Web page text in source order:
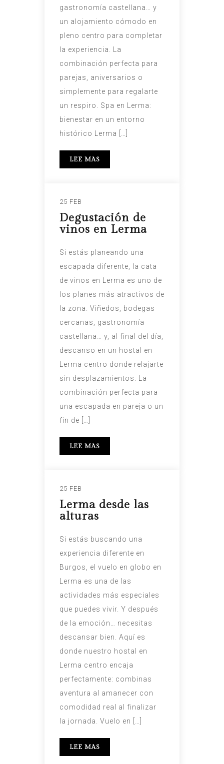
gastronomía castellana… y
un alojamiento cómodo en
pleno centro para completar
la experiencia. La
combinación perfecta para
parejas, aniversarios o
simplemente para regalarte
un respiro. Spa en Lerma:
bienestar en un entorno
histórico Lerma […]
LEE MAS
25 FEB
Degustación de
vinos en Lerma
Si estás planeando una
escapada diferente, la cata
de vinos en Lerma es uno de
los planes más atractivos de
la zona. Viñedos, bodegas
cercanas, gastronomía
castellana… y, al final del día,
descanso en un hostal en
Lerma centro donde relajarte
sin desplazamientos. La
combinación perfecta para
una escapada en pareja o un
fin de […]
LEE MAS
25 FEB
Lerma desde las
alturas
Si estás buscando una
experiencia diferente en
Burgos, el vuelo en globo en
Lerma es una de las
actividades más especiales
que puedes vivir. Y después
de la emoción… necesitas
descansar bien. Aquí es
donde nuestro hostal en
Lerma centro encaja
perfectamente: combinas
aventura al amanecer con
comodidad real al finalizar
la jornada. Vuelo en […]
LEE MAS